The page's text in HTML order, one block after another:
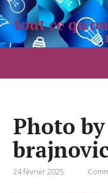
tout ce
Photo
24 février 2025